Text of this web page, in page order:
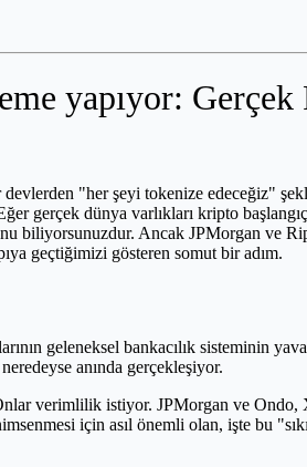
yapıyor: Gerçek
"her şeyi tokenize edeceğiz"
gerçek dünya varlıkları kripto başlangıç
biliyorsunuzdur. Ancak JPMorgan ve
geçtiğimizi gösteren somut bir adım.
geleneksel bankacılık sisteminin
anında gerçekleşiyor.
verimlilik istiyor. JPMorgan ve Ondo,
için asıl önemli olan, işte bu